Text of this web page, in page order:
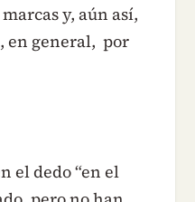
y, aún así,
en general, por
el dedo “en el